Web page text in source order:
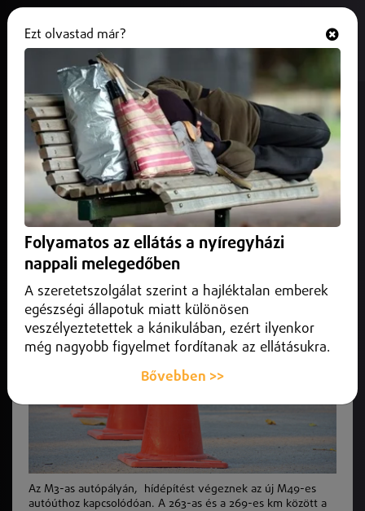
Az M3-as autópályán, hídépítést
végeznek az új M49-es autóúthoz
kapcsolódóan.
2025. augusztus 06.Közlekedés infó
A 263-as és a 269-es km között a Vásárosnamény felé
vezető sávokat lezárták
Az M3-as autópályán, hídépítést végeznek az új M49-es
autóúthoz kapcsolódóan. A 263-as és a 269-es km között a
Ezt olvastad már?
Folyamatos az ellátás a nyíregyházi
nappali melegedőben
A szeretetszolgálat szerint a hajléktalan emberek
egészségi állapotuk miatt különösen
veszélyeztetettek a kánikulában, ezért ilyenkor
még nagyobb figyelmet fordítanak az ellátásukra.
Bővebben >>